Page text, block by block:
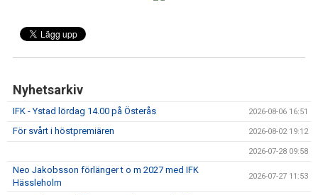
KLUBBSHOP INTERSPORT
IFK GER TILLBAKA
IFK TIPSET 2026
Nyhetsarkiv
IFK - Ystad lördag 14.00 på Österås 2026-08-06 16:51
För svårt i höstpremiären 2026-08-02 19:12
2026-07-28 09:58
Neo Jakobsson förlänger t o m 2027 med IFK
Hässleholm
2026-07-27 11:53